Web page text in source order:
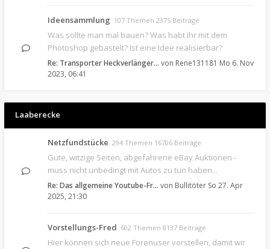
Ideensammlung 107 Themen 2375 Beiträge
Was sollte man mal bauen? Was habt Ihr mit dem
Photoshop gebastelt? Ist eine Idee realisierbar?
Re: Transporter Heckverlänger… von Rene131181 Mo 6. Nov
2023, 06:41
Laaberecke
Netzfundstücke 294 Themen 16706 Beiträge
Gute, witzige Seiten, abgefahrene eBay Auktionen -
muss nicht unbedingt mit Autos zu tun haben...
Re: Das allgemeine Youtube-Fr… von Bullitöter So 27. Apr
2025, 21:30
Vorstellungs-Fred 602 Themen 8137 Beiträge
Hier können sich neue Forenuser vorstellen, damit wir